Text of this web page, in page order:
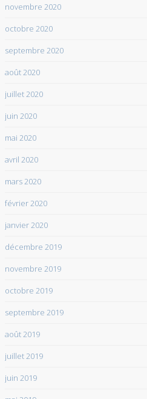
novembre 2020
octobre 2020
septembre 2020
août 2020
juillet 2020
juin 2020
mai 2020
avril 2020
mars 2020
février 2020
janvier 2020
décembre 2019
novembre 2019
octobre 2019
septembre 2019
août 2019
juillet 2019
juin 2019